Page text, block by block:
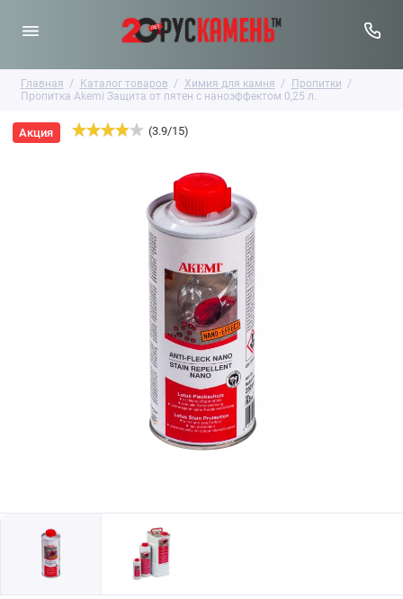
Главная Каталог товаров Химия для камня
Пропитки
Пропитка Akemi Защита от пятен с наноэффектом 0,25 л.
Акция (3.9/15)